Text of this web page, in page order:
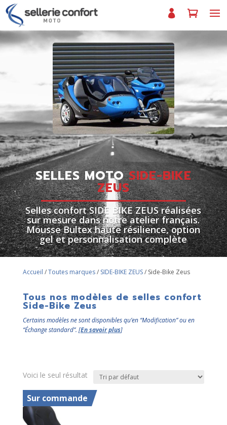
SELLES MOTOSIDE-BIKE
ZEUS
Selles confort SIDE BIKE ZEUS réalisées
sur mesure dans notre atelier français.
Mousse Bultex haute résilience, option
gel et personnalisation complète
Accueil /Toutes marques/ SIDE-BIKE ZEUS/ Side-Bike Zeus
Tous nos modèles de selles confort
Side-Bike Zeus
Certains modèles ne sont disponibles qu’en “Modification” ou en
“Échange standard”. [En savoir plus]
Voici le seul résultat
Sur commande